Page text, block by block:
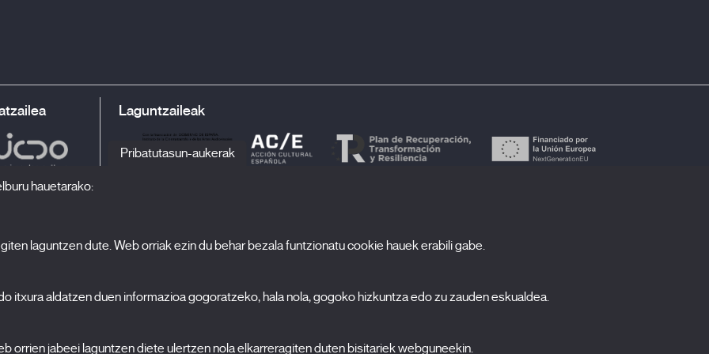
Laguntzaileak
Albisteak
Pribatutasun-aukerak
hauetarako:
laguntzen dute. Web orriak ezin du behar bezala funtzionatu cookie hauek erabili gabe.
itxura aldatzen duen informazioa gogoratzeko, hala nola, gogoko hizkuntza edo zu zauden eskualdea.
orrien jabeei laguntzen diete ulertzen nola elkarreragiten duten bisitariek webguneekin.